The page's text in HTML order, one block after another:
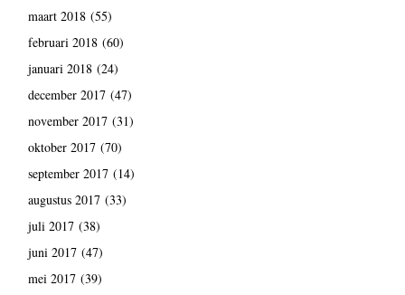
maart 2018(55)
februari 2018(60)
januari 2018(24)
december 2017(47)
november 2017(31)
oktober 2017(70)
september 2017(14)
augustus 2017(33)
juli 2017(38)
juni 2017(47)
mei 2017(39)